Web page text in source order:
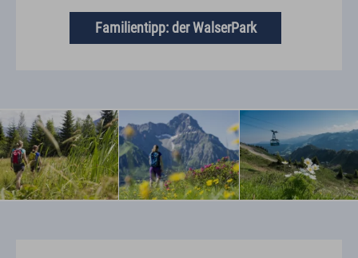
Familientipp: der WalserPark